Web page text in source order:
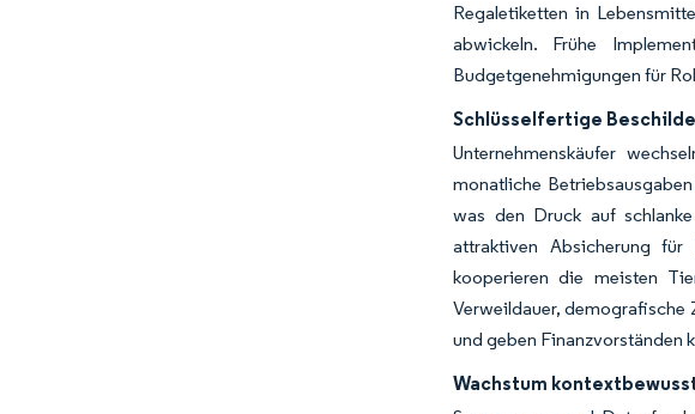
Regaletiketten in
abwickeln. Frühe
Budgetgenehmigungen für
Schlüsselfertige
Unternehmenskäufer
monatliche
was den Druck auf
attraktiven Absicherung
kooperieren die meisten
Verweildauer, demografische
und geben Finanzvorständen
Wachstum